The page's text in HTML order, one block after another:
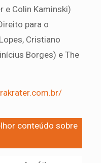
e Colin Kaminski)
para o
Cristiano
Borges) e The
conteúdo sobre